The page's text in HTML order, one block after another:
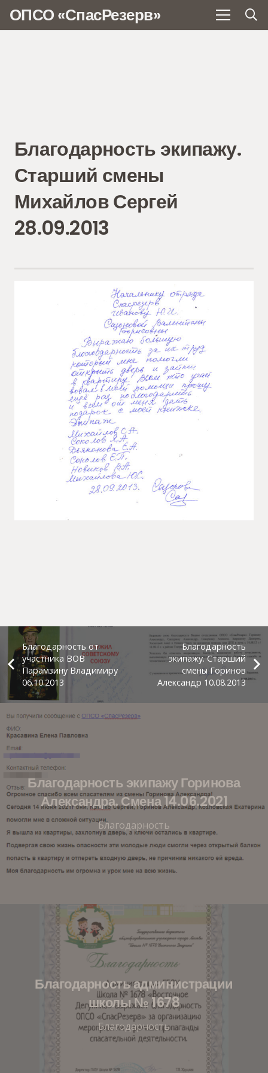
ОПСО «СпасРезерв»
Благодарность экипажу.
Старший смены
Михайлов Сергей
28.09.2013
Благодарность от
участника ВОВ
Парамзину Владимиру
06.10.2013
Благодарность
экипажу. Старший
смены Горинов
Александр 10.08.2013
Благодарность экипажу Горинова
Александра. Смена 14.06.2021
Благодарность
Благодарность администрации
школы № 1678
Благодарность